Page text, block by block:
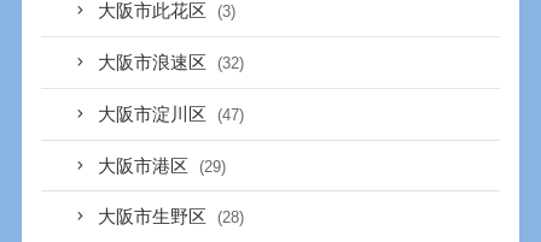
大阪市此花区 (3)
大阪市浪速区 (32)
大阪市淀川区 (47)
大阪市港区 (29)
大阪市生野区 (28)